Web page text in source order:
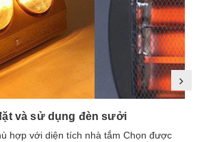
và sử dụng đèn sưởi
hợp với diện tích nhà tắm Chọn được